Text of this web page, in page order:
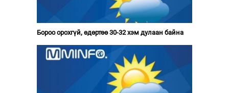
Бороо орохгүй, өдөртөө 30-32 хэм дулаан байна